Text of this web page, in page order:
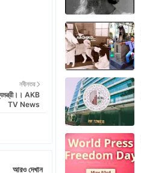
নবীনতর
AKB
TV News
আরও দেখান